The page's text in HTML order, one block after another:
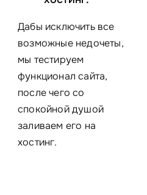
Дабы исключить все
возможные недочеты,
мы тестируем
функционал сайта,
после чего со
спокойной душой
заливаем его на
хостинг.